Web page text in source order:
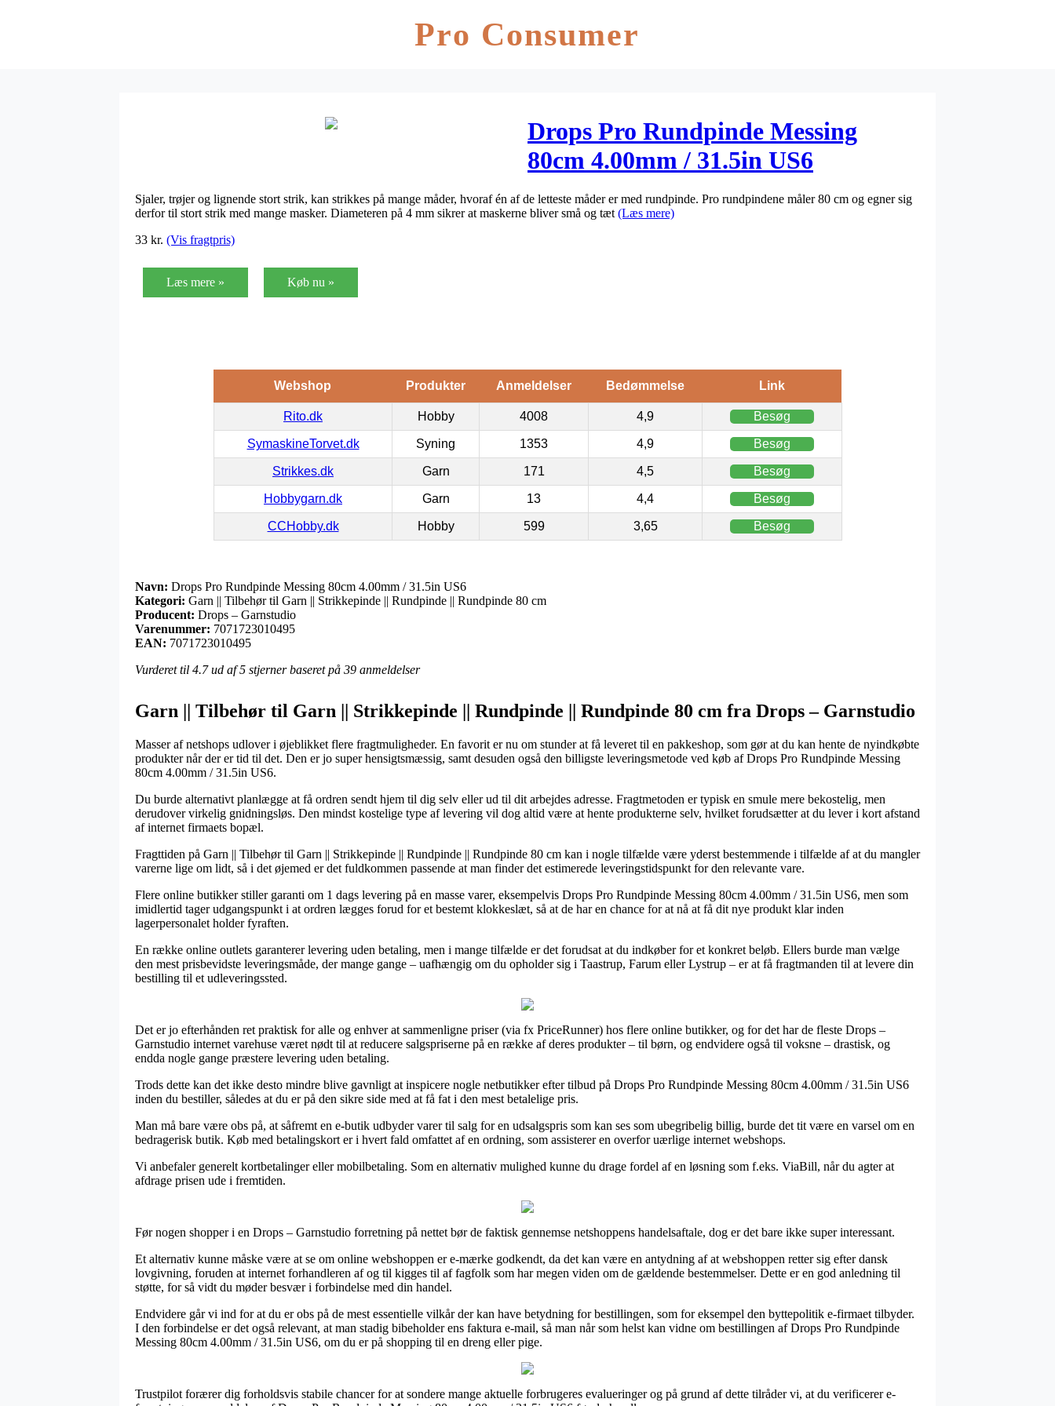
Pro Consumer
Drops Pro Rundpinde Messing
80cm 4.00mm / 31.5in US6
Sjaler, trøjer og lignende stort strik, kan strikkes på mange måder, hvoraf én af de letteste måder er med rundpinde. Pro rundpindene måler 80 cm og egner sig
derfor til stort strik med mange masker. Diameteren på 4 mm sikrer at maskerne bliver små og tæt (Læs mere)
33 kr. (Vis fragtpris)
Læs mere » Køb nu »
Webshop Produkter Anmeldelser Bedømmelse Link
Rito.dk Hobby 4008 4,9 Besøg
SymaskineTorvet.dk Syning 1353 4,9 Besøg
Strikkes.dk Garn 171 4,5 Besøg
Hobbygarn.dk Garn 13 4,4 Besøg
CCHobby.dk Hobby 599 3,65 Besøg
Navn: Drops Pro Rundpinde Messing 80cm 4.00mm / 31.5in US6
Kategori: Garn || Tilbehør til Garn || Strikkepinde || Rundpinde || Rundpinde 80 cm
Producent: Drops – Garnstudio
Varenummer: 7071723010495
EAN: 7071723010495
Vurderet til 4.7ud af 5 stjerner baseret på 39 anmeldelser
Garn || Tilbehør til Garn || Strikkepinde || Rundpinde || Rundpinde 80 cm fra Drops – Garnstudio
Masser af netshops udlover i øjeblikket flere fragtmuligheder. En favorit er nu om stunder at få leveret til en pakkeshop, som gør at du kan hente de nyindkøbte
produkter når der er tid til det. Den er jo super hensigtsmæssig, samt desuden også den billigste leveringsmetode ved køb af Drops Pro Rundpinde Messing
80cm 4.00mm / 31.5in US6.
Du burde alternativt planlægge at få ordren sendt hjem til dig selv eller ud til dit arbejdes adresse. Fragtmetoden er typisk en smule mere bekostelig, men
derudover virkelig gnidningsløs. Den mindst kostelige type af levering vil dog altid være at hente produkterne selv, hvilket forudsætter at du lever i kort afstand
af internet firmaets bopæl.
Fragttiden på Garn || Tilbehør til Garn || Strikkepinde || Rundpinde || Rundpinde 80 cm kan i nogle tilfælde være yderst bestemmende i tilfælde af at du mangler
varerne lige om lidt, så i det øjemed er det fuldkommen passende at man finder det estimerede leveringstidspunkt for den relevante vare.
Flere online butikker stiller garanti om 1 dags levering på en masse varer, eksempelvis Drops Pro Rundpinde Messing 80cm 4.00mm / 31.5in US6, men som
imidlertid tager udgangspunkt i at ordren lægges forud for et bestemt klokkeslæt, så at de har en chance for at nå at få dit nye produkt klar inden
lagerpersonalet holder fyraften.
En række online outlets garanterer levering uden betaling, men i mange tilfælde er det forudsat at du indkøber for et konkret beløb. Ellers burde man vælge
den mest prisbevidste leveringsmåde, der mange gange – uafhængig om du opholder sig i Taastrup, Farum eller Lystrup – er at få fragtmanden til at levere din
bestilling til et udleveringssted.
Det er jo efterhånden ret praktisk for alle og enhver at sammenligne priser (via fx PriceRunner) hos flere online butikker, og for det har de fleste Drops –
Garnstudio internet varehuse været nødt til at reducere salgspriserne på en række af deres produkter – til børn, og endvidere også til voksne – drastisk, og
endda nogle gange præstere levering uden betaling.
Trods dette kan det ikke desto mindre blive gavnligt at inspicere nogle netbutikker efter tilbud på Drops Pro Rundpinde Messing 80cm 4.00mm / 31.5in US6
inden du bestiller, således at du er på den sikre side med at få fat i den mest betalelige pris.
Man må bare være obs på, at såfremt en e-butik udbyder varer til salg for en udsalgspris som kan ses som ubegribelig billig, burde det tit være en varsel om en
bedragerisk butik. Køb med betalingskort er i hvert fald omfattet af en ordning, som assisterer en overfor uærlige internet webshops.
Vi anbefaler generelt kortbetalinger eller mobilbetaling. Som en alternativ mulighed kunne du drage fordel af en løsning som f.eks. ViaBill, når du agter at
afdrage prisen ude i fremtiden.
Før nogen shopper i en Drops – Garnstudio forretning på nettet bør de faktisk gennemse netshoppens handelsaftale, dog er det bare ikke super interessant.
Et alternativ kunne måske være at se om online webshoppen er e-mærke godkendt, da det kan være en antydning af at webshoppen retter sig efter dansk
lovgivning, foruden at internet forhandleren af og til kigges til af fagfolk som har megen viden om de gældende bestemmelser. Dette er en god anledning til
støtte, for så vidt du møder besvær i forbindelse med din handel.
Endvidere går vi ind for at du er obs på de mest essentielle vilkår der kan have betydning for bestillingen, som for eksempel den byttepolitik e-firmaet tilbyder.
I den forbindelse er det også relevant, at man stadig bibeholder ens faktura e-mail, så man når som helst kan vidne om bestillingen af Drops Pro Rundpinde
Messing 80cm 4.00mm / 31.5in US6, om du er på shopping til en dreng eller pige.
Trustpilot forærer dig forholdsvis stabile chancer for at sondere mange aktuelle forbrugeres evalueringer og på grund af dette tilråder vi, at du verificerer e-